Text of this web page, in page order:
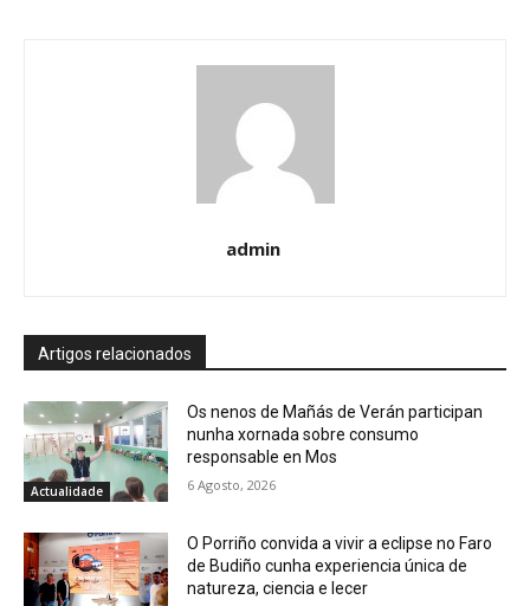
admin
Artigos relacionados
Actualidade
Os nenos de Mañás de Verán participan
nunha xornada sobre consumo
responsable en Mos
6 Agosto, 2026
O Porriño convida a vivir a eclipse no Faro
de Budiño cunha experiencia única de
natureza, ciencia e lecer